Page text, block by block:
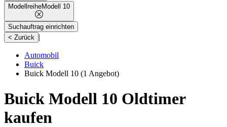
ModellreiheModell 10
Suchauftrag einrichten
< Zurück |
Automobil
Buick
Buick Modell 10 (1 Angebot)
Buick Modell 10 Oldtimer
kaufen